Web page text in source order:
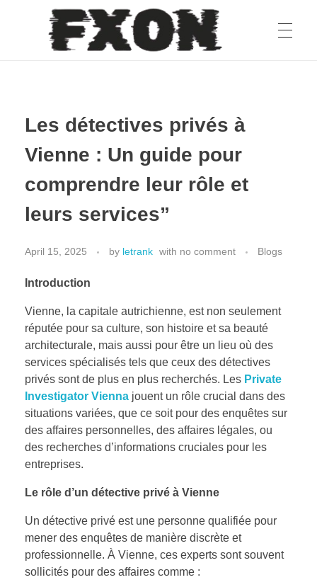
fxon
Les détectives privés à
Vienne : Un guide pour
comprendre leur rôle et
leurs services”
April 15, 2025 by letrank with no comment Blogs
Introduction
Vienne, la capitale autrichienne, est non seulement
réputée pour sa culture, son histoire et sa beauté
architecturale, mais aussi pour être un lieu où des
services spécialisés tels que ceux des détectives
privés sont de plus en plus recherchés. Les Private
Investigator Vienna jouent un rôle crucial dans des
situations variées, que ce soit pour des enquêtes sur
des affaires personnelles, des affaires légales, ou
des recherches d’informations cruciales pour les
entreprises.
Le rôle d’un détective privé à Vienne
Un détective privé est une personne qualifiée pour
mener des enquêtes de manière discrète et
professionnelle. À Vienne, ces experts sont souvent
sollicités pour des affaires comme :